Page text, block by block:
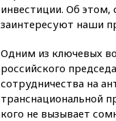
инвестиции. Об этом,
заинтересуют наши
Одним из ключевых
российского
сотрудничества на
транснациональной
кого не вызывает